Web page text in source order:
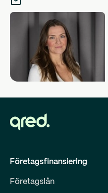
Företagsfinansiering
Företagslån